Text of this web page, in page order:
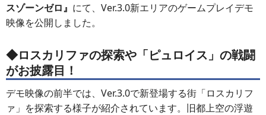
スゾーンゼロ』 にて、Ver.3.0新エリアのゲームプレイデモ
映像を公開しました。
◆ロスカリファの探索や「ピュロイス」の戦闘
がお披露目！
デモ映像の前半では、Ver.3.0で新登場する街「ロスカリフ
ァ」を探索する様子が紹介されています。旧都上空の浮遊